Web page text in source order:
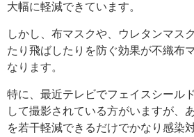
大幅に軽減できています。
しかし、布マスクや、ウレタンマス
たり飛ばしたりを防ぐ効果が不織布
なります。
特に、最近テレビでフェイスシール
して撮影されている方がいますが、
を若干軽減できるだけでかなり感染